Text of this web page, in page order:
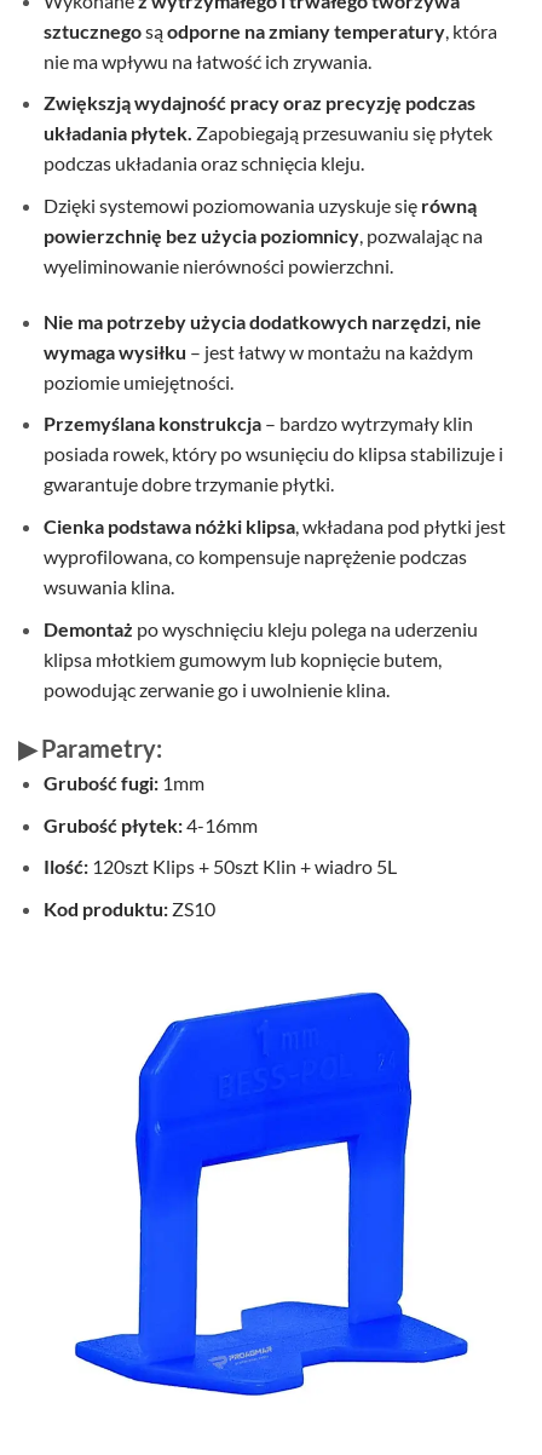
sztucznegosąodporne na zmiany temperatury, która
nie ma wpływu na łatwość ich zrywania.
Zwiększją wydajność pracy oraz precyzję podczas
układania płytek. Zapobiegają przesuwaniu się płytek
podczas układania oraz schnięcia kleju.
Dzięki systemowi poziomowania uzyskuje się równą
powierzchnię bez użycia poziomnicy, pozwalając na
wyeliminowanie nierówności powierzchni.
Nie ma potrzeby użycia dodatkowych narzędzi, nie
wymaga wysiłku – jest łatwy w montażu na każdym
poziomie umiejętności.
Przemyślana konstrukcja– bardzo wytrzymały klin
posiada rowek, który po wsunięciu do klipsa stabilizuje i
gwarantuje dobre trzymanie płytki.
Cienka podstawa nóżki klipsa, wkładana pod płytki jest
wyprofilowana, co kompensuje naprężenie podczas
wsuwania klina.
Demontaż po wyschnięciu kleju polega na uderzeniu
klipsa młotkiem gumowym lub kopnięcie butem,
powodując zerwanie go i uwolnienie klina.
▶ Parametry:
Grubość fugi:1mm
Grubość płytek:4-16mm
Ilość:120szt Klips + 50szt Klin + wiadro 5L
Kod produktu:ZS10